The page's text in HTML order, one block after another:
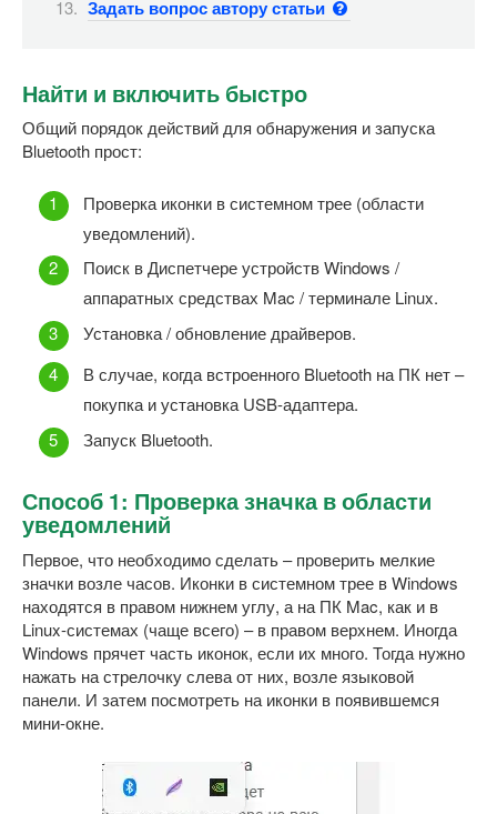
Задать вопрос автору статьи
Найти и включить быстро
Общий порядок действий для обнаружения и запуска
Bluetooth прост:
Проверка иконки в системном трее (области
уведомлений).
Поиск в Диспетчере устройств Windows /
аппаратных средствах Mac / терминале Linux.
Установка / обновление драйверов.
В случае, когда встроенного Bluetooth на ПК нет –
покупка и установка USB-адаптера.
Запуск Bluetooth.
Способ 1: Проверка значка в области
уведомлений
Первое, что необходимо сделать – проверить мелкие
значки возле часов. Иконки в системном трее в Windows
находятся в правом нижнем углу, а на ПК Mac, как и в
Linux-системах (чаще всего) – в правом верхнем. Иногда
Windows прячет часть иконок, если их много. Тогда нужно
нажать на стрелочку слева от них, возле языковой
панели. И затем посмотреть на иконки в появившемся
мини-окне.